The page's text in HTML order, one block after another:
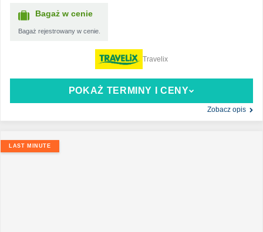
Bagaż w cenie
Bagaż rejestrowany w cenie.
POKAŻ TERMINY I CENY
Zobacz opis
Travelix
LAST MINUTE